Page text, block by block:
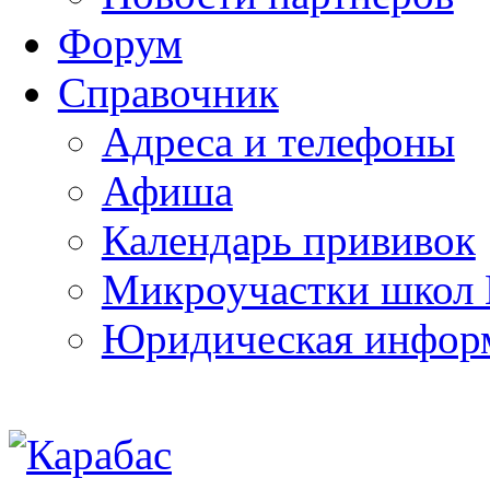
Форум
Справочник
Адреса и телефоны
Афиша
Календарь прививок
Микроучастки школ
Юридическая